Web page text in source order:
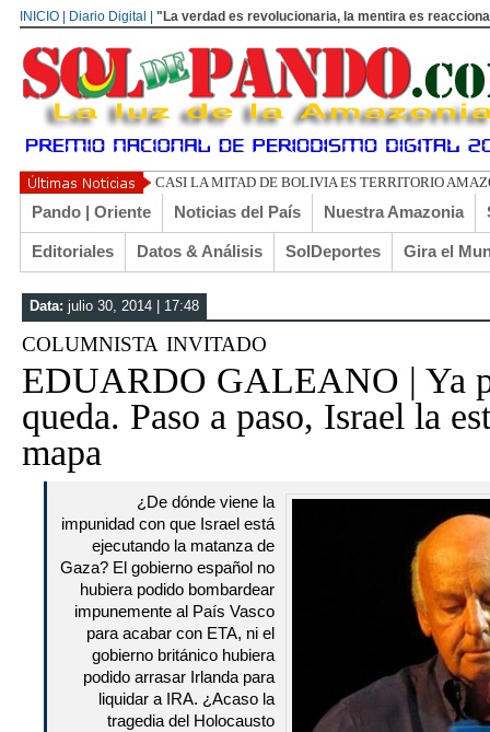
INICIO | Diario Digital | "La verdad es revolucionaria, la mentira es
UN LIBERTARIO LLAMAD
Pando | Oriente Noticias del País Nuestra Amazonia
Editoriales Datos & Análisis SolDeportes Gira el
Data: julio 30, 2014 | 17:48
columnista invitado
EDUARDO GALEANO | Ya
queda. Paso a paso, Israel la
mapa
¿De dónde viene la
impunidad con que Israel está
ejecutando la matanza de
Gaza? El gobierno español no
hubiera podido bombardear
impunemente al País Vasco
para acabar con ETA, ni el
gobierno británico hubiera
podido arrasar Irlanda para
liquidar a IRA. ¿Acaso la
tragedia del Holocausto